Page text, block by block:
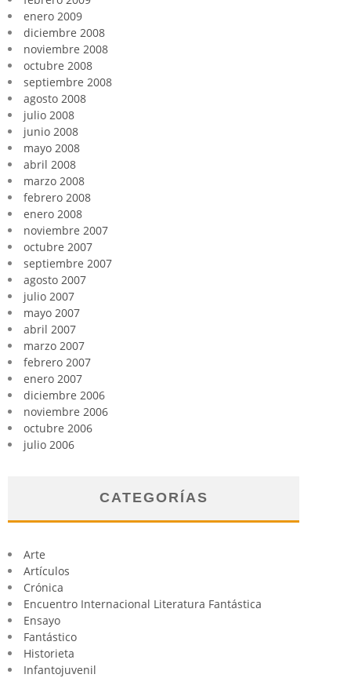
enero 2009
diciembre 2008
noviembre 2008
octubre 2008
septiembre 2008
agosto 2008
julio 2008
junio 2008
mayo 2008
abril 2008
marzo 2008
febrero 2008
enero 2008
noviembre 2007
octubre 2007
septiembre 2007
agosto 2007
julio 2007
mayo 2007
abril 2007
marzo 2007
febrero 2007
enero 2007
diciembre 2006
noviembre 2006
octubre 2006
julio 2006
CATEGORÍAS
Arte
Artículos
Crónica
Encuentro Internacional Literatura Fantástica
Ensayo
Fantástico
Historieta
Infantojuvenil